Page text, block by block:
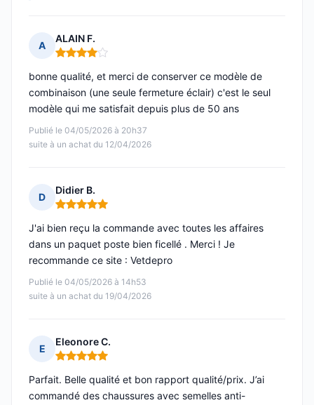
A
ALAIN F.
Note : 4 sur 5
Publié le 04/05/2026 à 20h37
suite à un achat du 12/04/2026
bonne qualité, et merci de conserver ce modèle de
combinaison (une seule fermeture éclair) c'est le seul
modèle qui me satisfait depuis plus de 50 ans
D
Didier B.
Note : 5 sur 5
Publié le 04/05/2026 à 14h53
suite à un achat du 19/04/2026
J'ai bien reçu la commande avec toutes les affaires
dans un paquet poste bien ficellé . Merci ! Je
recommande ce site : Vetdepro
E
Eleonore C.
Note : 5 sur 5
Parfait. Belle qualité et bon rapport qualité/prix. J’ai
commandé des chaussures avec semelles anti-